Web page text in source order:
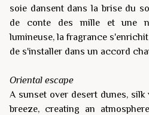
soie dansent dans la brise du
de conte des mille et une
lumineuse, la fragrance
de s'installer dans un accord
Oriental escape
A sunset over desert dunes,
breeze, creating an